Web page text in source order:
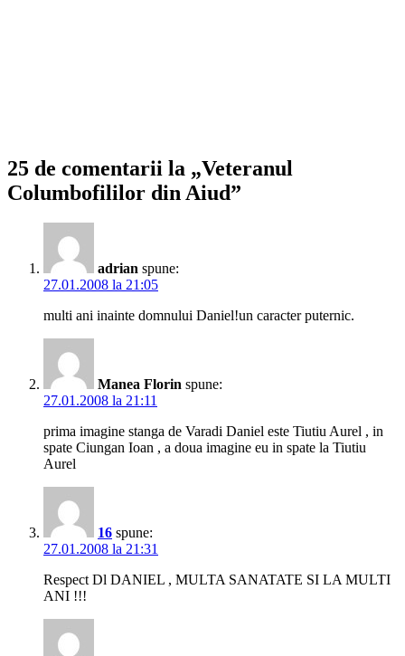
25 de comentarii la „Veteranul
Columbofililor din Aiud”
adrian spune:
27.01.2008 la 21:05
multi ani inainte domnului Daniel!un caracter puternic.
Manea Florin spune:
27.01.2008 la 21:11
prima imagine stanga de Varadi Daniel este Tiutiu Aurel , in
spate Ciungan Ioan , a doua imagine eu in spate la Tiutiu
Aurel
16 spune:
27.01.2008 la 21:31
Respect Dl DANIEL , MULTA SANATATE SI LA MULTI
ANI !!!